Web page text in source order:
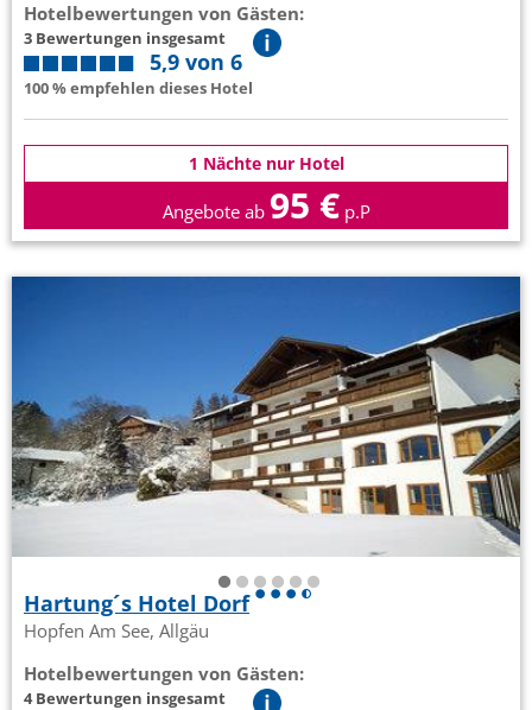
Hotelbewertungen von Gästen:
3 Bewertungen insgesamt
5,9 von 6
100 % empfehlen dieses Hotel
1 Nächte nur Hotel
Angebote ab 95 € p.P
Hartung´s Hotel Dorf
Hopfen Am See, Allgäu
Hotelbewertungen von Gästen:
4 Bewertungen insgesamt